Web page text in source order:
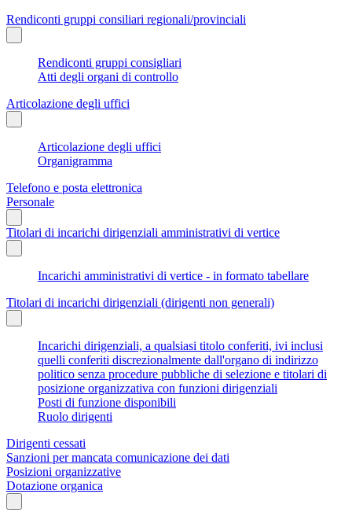
Rendiconti gruppi consiliari regionali/provinciali
Rendiconti gruppi consigliari
Atti degli organi di controllo
Articolazione degli uffici
Articolazione degli uffici
Organigramma
Telefono e posta elettronica
Personale
Titolari di incarichi dirigenziali amministrativi di vertice
Incarichi amministrativi di vertice - in formato tabellare
Titolari di incarichi dirigenziali (dirigenti non generali)
Incarichi dirigenziali, a qualsiasi titolo conferiti, ivi inclusi
quelli conferiti discrezionalmente dall'organo di indirizzo
politico senza procedure pubbliche di selezione e titolari di
posizione organizzativa con funzioni dirigenziali
Posti di funzione disponibili
Ruolo dirigenti
Dirigenti cessati
Sanzioni per mancata comunicazione dei dati
Posizioni organizzative
Dotazione organica